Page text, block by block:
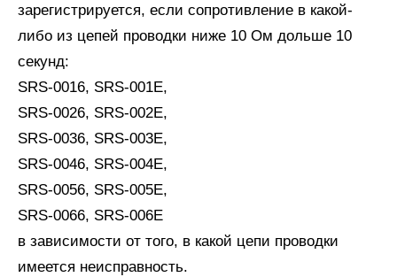
зарегистрируется, если сопротивление в какой-
либо из цепей проводки ниже 10 Ом дольше 10
секунд:
SRS-0016, SRS-001E,
SRS-0026, SRS-002E,
SRS-0036, SRS-003E,
SRS-0046, SRS-004E,
SRS-0056, SRS-005E,
SRS-0066, SRS-006E
в зависимости от того, в какой цепи проводки
имеется неисправность.